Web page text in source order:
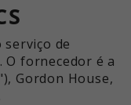
de
O fornecedor é a
Gordon House,